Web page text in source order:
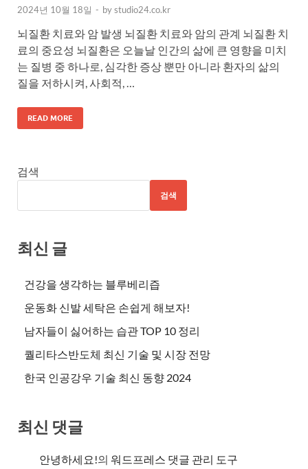
2024년 10월 18일 - bystudio24.co.kr
뇌질환 치료와 암 발생 뇌질환 치료와 암의 관계 뇌질환 치
료의 중요성 뇌질환은 오늘날 인간의 삶에 큰 영향을 미치
는 질병 중 하나로, 심각한 증상 뿐만 아니라 환자의 삶의
질을 저하시켜, 사회적, …
READ MORE
검색
검색
최신 글
건강을 생각하는 블루베리즙
운동화 신발 세탁은 손쉽게 해보자!
남자들이 싫어하는 습관 TOP 10 정리
퀄리타스반도체 최신 기술 및 시장 전망
한국 인공강우 기술 최신 동향 2024
최신 댓글
안녕하세요!의 워드프레스 댓글 관리 도구